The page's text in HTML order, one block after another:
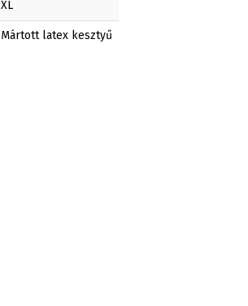
XL
Mártott latex kesztyű